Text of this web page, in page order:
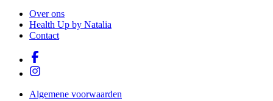
Over ons
Health Up by Natalia
Contact
Algemene voorwaarden